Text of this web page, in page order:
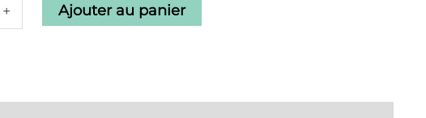
+ Ajouter au panier